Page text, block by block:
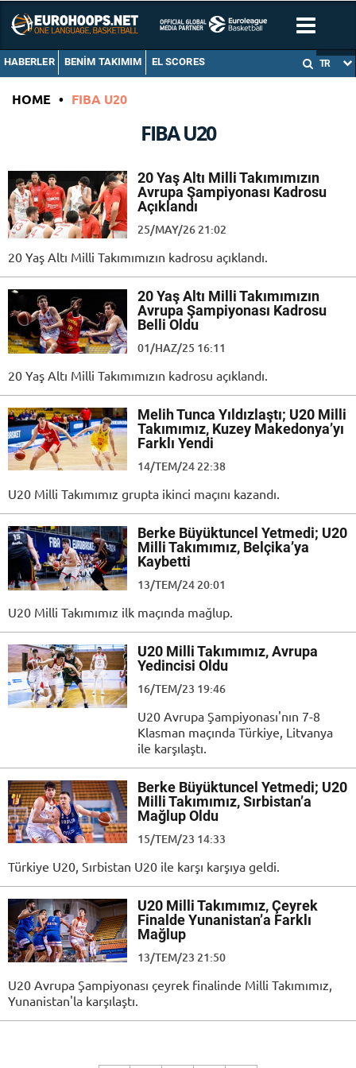
HABERLER BENIM TAKIMIM EL SCORES TR
HOME • FIBA U20
FIBA U20
20 Yaş Altı Milli Takımımızın
Avrupa Şampiyonası Kadrosu
Açıklandı
25/MAY/26 21:02
20 Yaş Altı Milli Takımımızın kadrosu açıklandı.
20 Yaş Altı Milli Takımımızın
Avrupa Şampiyonası Kadrosu
Belli Oldu
01/HAZ/25 16:11
20 Yaş Altı Milli Takımımızın kadrosu açıklandı.
Melih Tunca Yıldızlaştı; U20 Milli
Takımımız, Kuzey Makedonya’yı
Farklı Yendi
14/TEM/24 22:38
U20 Milli Takımımız grupta ikinci maçını kazandı.
Berke Büyüktuncel Yetmedi; U20
Milli Takımımız, Belçika’ya
Kaybetti
13/TEM/24 20:01
U20 Milli Takımımız ilk maçında mağlup.
U20 Milli Takımımız, Avrupa
Yedincisi Oldu
16/TEM/23 19:46
U20 Avrupa Şampiyonası'nın 7-8
Klasman maçında Türkiye, Litvanya
ile karşılaştı.
Berke Büyüktuncel Yetmedi; U20
Milli Takımımız, Sırbistan’a
Mağlup Oldu
15/TEM/23 14:33
Türkiye U20, Sırbistan U20 ile karşı karşıya geldi.
U20 Milli Takımımız, Çeyrek
Finalde Yunanistan’a Farklı
Mağlup
13/TEM/23 21:50
U20 Avrupa Şampiyonası çeyrek finalinde Milli Takımımız,
Yunanistan'la karşılaştı.